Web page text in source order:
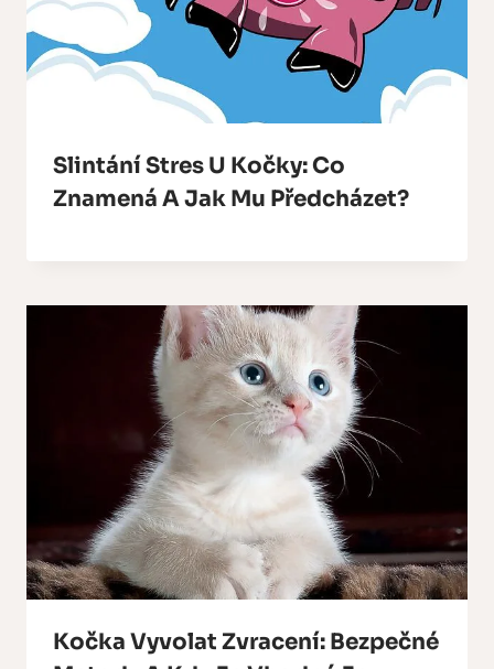
Slintání Stres U Kočky: Co
Znamená A Jak Mu Předcházet?
Kočka Vyvolat Zvracení: Bezpečné